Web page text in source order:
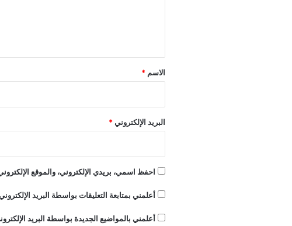
*
الاسم *
البريد الإلكتروني*
احفظ اسمي، بريدي الإلكتروني، والموقع
أعلمني بمتابعة التعليقات بواسطة البريد
أعلمني بالمواضيع الجديدة بواسطة البريد